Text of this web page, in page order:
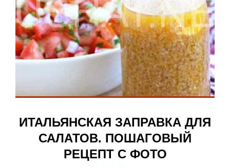
ИТАЛЬЯНСКАЯ ЗАПРАВКА ДЛЯ
САЛАТОВ. ПОШАГОВЫЙ
РЕЦЕПТ С ФОТО